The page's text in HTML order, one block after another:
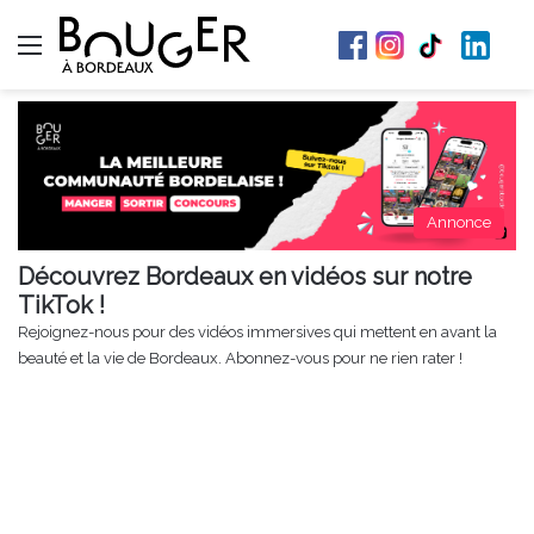
Menu
Annonce
Découvrez Bordeaux en vidéos sur notre
TikTok !
Rejoignez-nous pour des vidéos immersives qui mettent en avant la
beauté et la vie de Bordeaux. Abonnez-vous pour ne rien rater !